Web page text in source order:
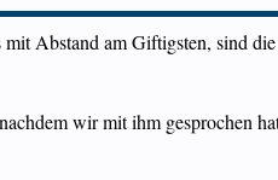
Abstand am Giftigsten, sind
wir mit ihm gesprochen